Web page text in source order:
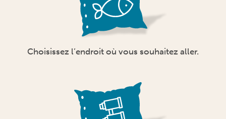
Choisissez l’endroit où vous souhaitez aller.